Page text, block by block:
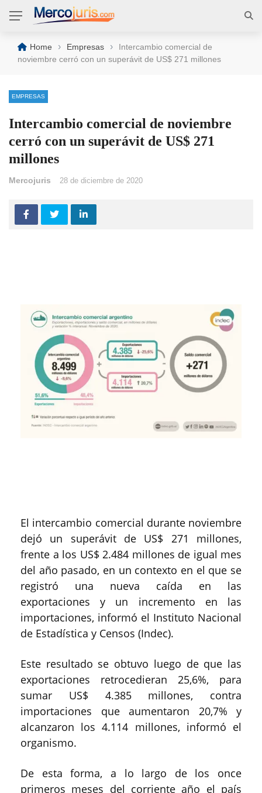
Home › Empresas ›
Intercambio comercial de
noviembre cerró con un superávit de US$ 271 millones
EMPRESAS
Intercambio comercial de noviembre
cerró con un superávit de US$ 271
millones
Mercojuris 28 de diciembre de 2020
El intercambio comercial durante noviembre
dejó un superávit de US$ 271 millones,
frente a los US$ 2.484 millones de igual mes
del año pasado, en un contexto en el que se
registró una nueva caída en las
exportaciones y un incremento en las
importaciones, informó el Instituto Nacional
de Estadística y Censos (Indec).
Este resultado se obtuvo luego de que las
exportaciones retrocedieran 25,6%, para
sumar US$ 4.385 millones, contra
importaciones que aumentaron 20,7% y
alcanzaron los 4.114 millones, informó el
organismo.
De esta forma, a lo largo de los once
primeros meses del corriente año el país